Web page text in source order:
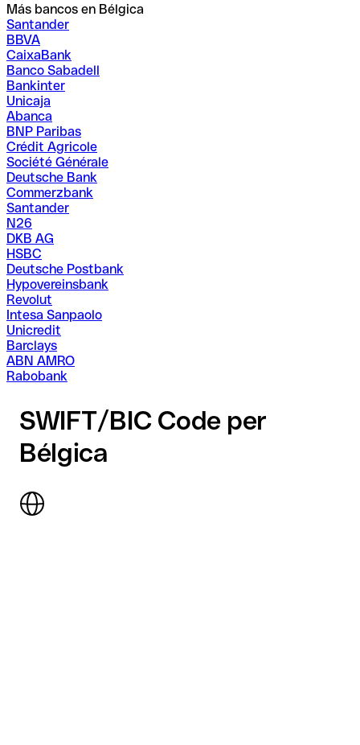
Más bancos en Bélgica
Santander
BBVA
CaixaBank
Banco Sabadell
Bankinter
Unicaja
Abanca
BNP Paribas
Crédit Agricole
Société Générale
Deutsche Bank
Commerzbank
Santander
N26
DKB AG
HSBC
Deutsche Postbank
Hypovereinsbank
Revolut
Intesa Sanpaolo
Unicredit
Barclays
ABN AMRO
Rabobank
SWIFT/BIC Code per
Bélgica